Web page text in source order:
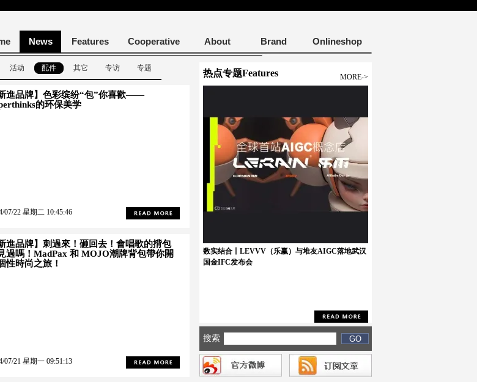
News Features Cooperative About Brand Onlineshop
活动 配件 其它 专访 专题
新進品牌】色彩缤纷“包”你喜歡——
的环保美学
07/22 星期二 10:45:46
新進品牌】刺過來！砸回去！會唱歌的揹包
過嗎！MadPax 和 MOJO潮牌背包帶你開
性時尚之旅！
07/21 星期一 09:51:13
热点专题Features MORE->
数实结合丨LEVVV（乐赢）与堆友AIGC落地武汉
国金IFC发布会
搜索